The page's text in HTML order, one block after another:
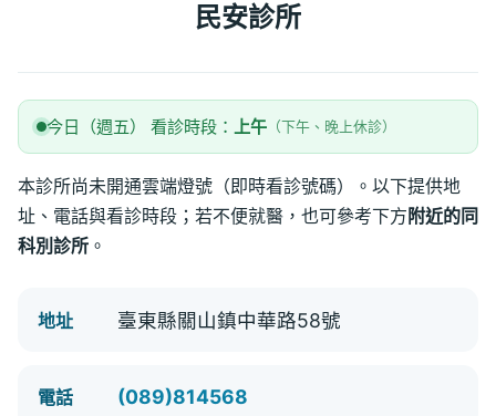
民安診所
今日（週五） 看診時段： 上午 （下午、晚上休診）
本診所尚未開通雲端燈號（即時看診號碼）。以下提供地
址、電話與看診時段；若不便就醫，也可參考下方 附近的同
科別診所 。
地址 臺東縣關山鎮中華路58號
電話 (089)814568